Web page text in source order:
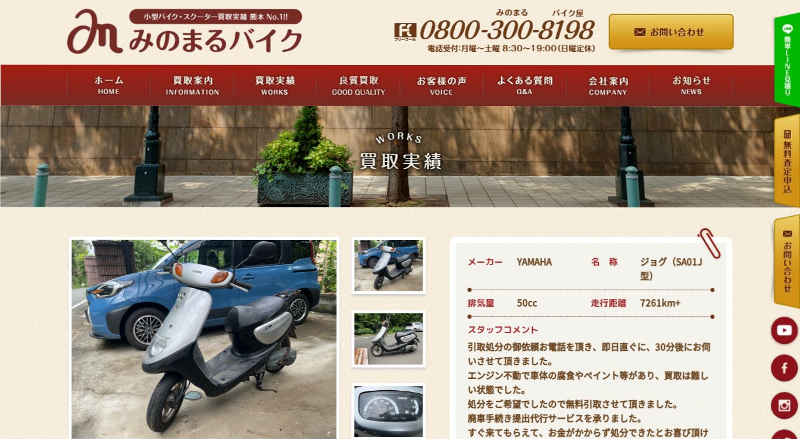
メーカー YAMAHA 名 称 ジョグ（SA01J
型）
排気量 50cc 走行距離 7261km+
スタッフコメント
引取処分の御依頼お電話を頂き、即日直ぐに、30分後にお伺
いさせて頂きました。
エンジン不動で車体の腐食やペイント等があり、買取は難し
い状態でした。
処分をご希望でしたので無料引取させて頂きました。
廃車手続き提出代行サービスを承りました。
すぐ来てもらえて、お金がかからず処分できたとお喜び頂け